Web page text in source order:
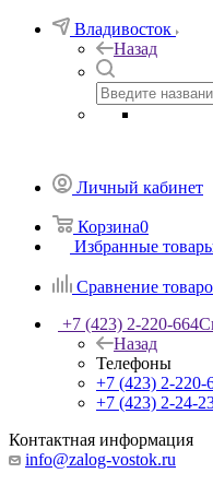
Владивосток
Назад
Личный кабинет
Корзина0
Избранные
Сравнение
+7 (423) 2-220-664
Назад
Телефоны
+7 (423) 2-220-
+7 (423) 2-24-
Контактная информация
info@zalog-vostok.ru